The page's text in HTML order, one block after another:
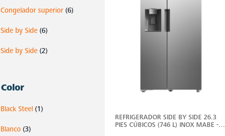
Congelador superior (6)
Side by Side (6)
Side by Side (2)
Color
Black Steel (1)
Blanco (3)
REFRIGERADOR SIDE BY SIDE 26.3
PIES CÚBICOS (746 L) INOX MABE -